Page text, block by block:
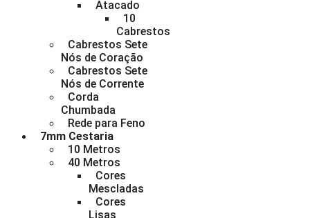
Atacado
10
Cabrestos
Cabrestos Sete
Nós de Coração
Cabrestos Sete
Nós de Corrente
Corda
Chumbada
Rede para Feno
7mm Cestaria
10 Metros
40 Metros
Cores
Mescladas
Cores
Lisas